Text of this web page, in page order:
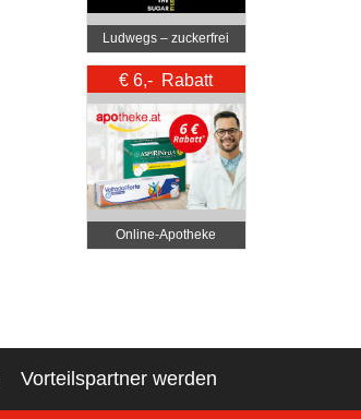
Ludwegs – zuckerfrei
leben
€ 6,- Rabatt
Online‑Apotheke
Vorteilspartner werden